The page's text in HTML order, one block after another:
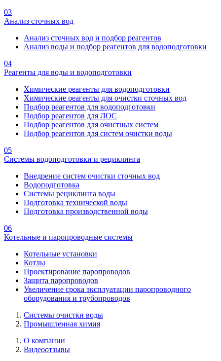
03
Анализ сточных вод
Анализ сточных вод и подбор реагентов
Анализ воды и подбор реагентов для водоподготовки
04
Реагенты для воды и водоподготовки
Химические реагенты для водоподготовки
Химические реагенты для очистки сточных вод
Подбор реагентов для водоподготовки
Подбор реагентов для ЛОС
Подбор реагентов для очистных систем
Подбор реагентов для систем очистки воды
05
Системы водоподготовки и рециклинга
Внедрение систем очистки сточных вод
Водоподготовка
Системы рециклинга воды
Подготовка технической воды
Подготовка производственной воды
06
Котельные и паропроводные системы
Котельные установки
Котлы
Проектирование паропроводов
Защита паропроводов
Увеличение срока эксплуатации паропроводного
оборудования и трубопроводов
Системы очистки воды
Промышленная химия
О компании
Видеоотзывы